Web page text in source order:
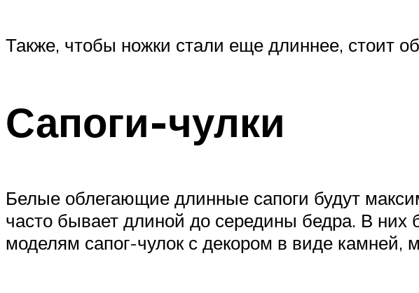
Также, чтобы ножки стали еще длиннее, стоит
Сапоги-чулки
Белые облегающие длинные сапоги будут
часто бывает длиной до середины бедра. В них
моделям сапог-чулок с декором в виде камней,